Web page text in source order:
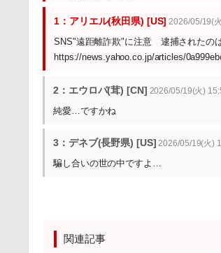
1：アリエル(秋田県) [US] 2026/05/19(
SNS"遠距離詐欺"に注意 逮捕されたの
https://news.yahoo.co.jp/articles/
2：エウロパ(茸) [CN] 2026/05/19(火)
純愛…ですかね
3：デネブ(長野県) [US] 2026/05/19(火)
騙し合いの世の中ですよ…
関連記事